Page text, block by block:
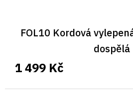
FOL10 Kordová
dospělá
1 499 Kč